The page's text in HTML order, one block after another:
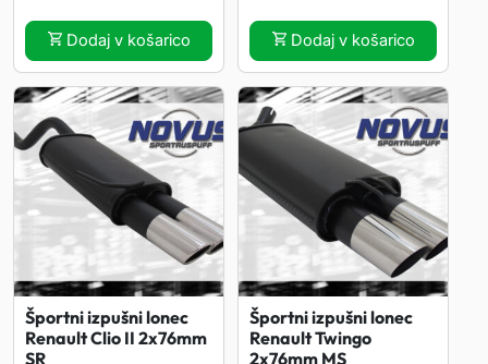
Dodaj v košarico Dodaj v košarico
Športni izpušni lonec
Renault Clio II 2x76mm
SR
Športni izpušni lonec
Renault Twingo
2x76mm MS